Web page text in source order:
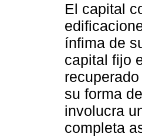
El capital
ínfima de
capital fijo
su forma
involucra
completa